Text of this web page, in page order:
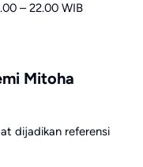
– 22.00 WIB
Mitoha
dijadikan referensi